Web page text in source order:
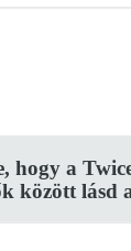
hogy a
között lásd